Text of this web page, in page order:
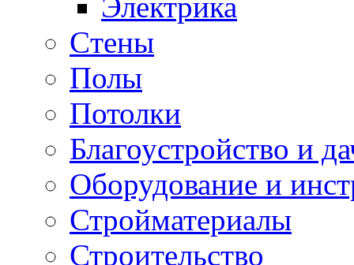
Электрика
Cтены
Полы
Потолки
Благоустройство и
Оборудование и
Стройматериалы
Строительство